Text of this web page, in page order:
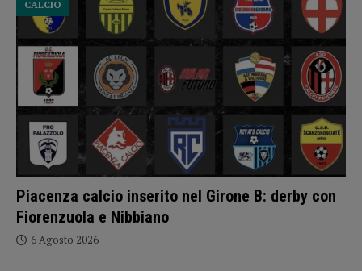
Piacenza calcio inserito nel Girone B: derby con
Fiorenzuola e Nibbiano
CALCIO
6 Agosto 2026